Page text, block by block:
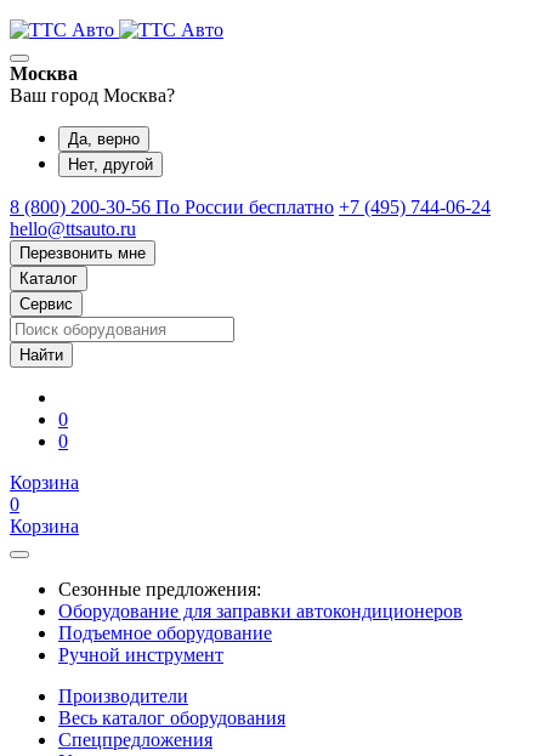
Москва
Ваш город Москва?
Да, верно
Нет, другой
8 (800) 200-30-56 По России бесплатно +7 (495) 744-06-24
hello@ttsauto.ru
Перезвонить мне
Каталог
Сервис
0
0
Корзина
0
Корзина
Сезонные предложения:
Оборудование для заправки автокондиционеров
Подъемное оборудование
Ручной инструмент
Производители
Весь каталог оборудования
Спецпредложения